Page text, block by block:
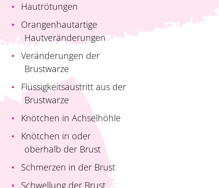
Hautrötungen
Orangenhautartige
Hautveränderungen
Veränderungen der
Brustwarze
Flüssigkeitsaustritt aus der
Brustwarze
Knötchen in Achselhöhle
Knötchen in oder
oberhalb der Brust
Schmerzen in der Brust
Schwellung der Brust